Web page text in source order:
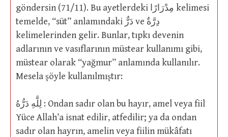
göndersin (71/11). Bu ayetlerdeki مِدْرَارًا kelimesi
temelde, “süt” anlamındaki دَرٌّ ve دِرَّةٌ
kelimelerinden gelir. Bunlar, tıpkı devenin
adlarının ve vasıflarının müstear kullanımı gibi,
müstear olarak “yağmur” anlamında kullanılır.
Mesela şöyle kullanılmıştır:
لِلَّهِ دَرُّهُ : Ondan sadır olan bu hayır, amel veya fiil
Yüce Allah’a isnat edilir, atfedilir; ya da ondan
sadır olan hayrın, amelin veya fiilin mükâfatı